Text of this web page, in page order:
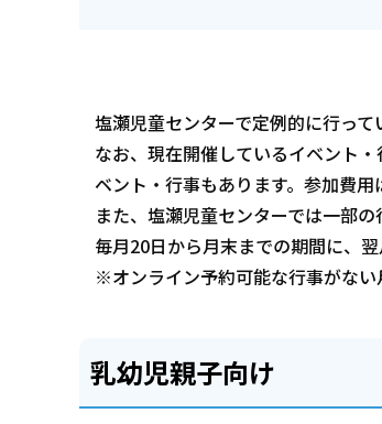
塩瀬児童センターで定例的に行って
なお、現在開催しているイベント・
ベント・行事もあります。参加費用
また、塩瀬児童センターでは一部
毎月20日から月末までの期間に、
※オンライン予約可能な行事がな
乳幼児親子向け